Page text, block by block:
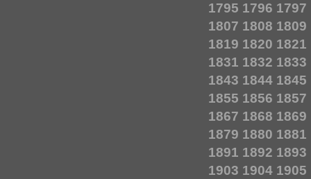
1795 1796 1797
1807 1808 1809
1819 1820 1821
1831 1832 1833
1843 1844 1845
1855 1856 1857
1867 1868 1869
1879 1880 1881
1891 1892 1893
1903 1904 1905